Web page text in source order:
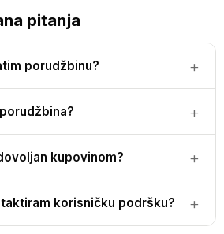
pitanja
porudžbinu?
kupovinom?
korisničku podršku?